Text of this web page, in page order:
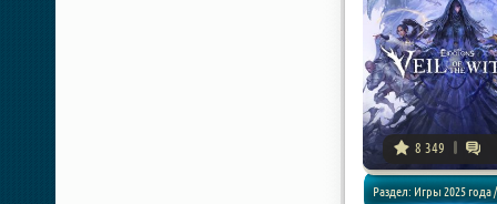
8 349
Раздел: Игры 2025 года /